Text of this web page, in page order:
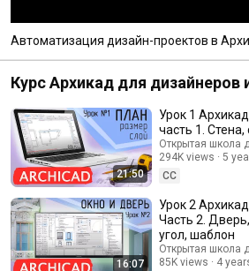
Автоматизация дизайн-проектов в
Курс Архикад для дизайнеров
21:50
Урок 1
часть 1.
выделения,
Видеокурс
Открытая школа
294K views
5
CC
16:07
Урок 2
Часть 2.
угол, шаблон
Открытая школа
85K views
4